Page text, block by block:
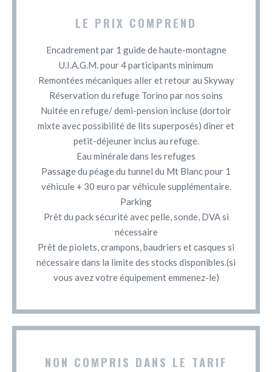
LE PRIX COMPREND
Encadrement par 1 guide de haute-montagne
U.I.A.G.M. pour 4 participants minimum
Remontées mécaniques aller et retour au Skyway
Réservation du refuge Torino par nos soins
Nuitée en refuge/ demi-pension incluse (dortoir
mixte avec possibilité de lits superposés) dîner et
petit-déjeuner inclus au refuge.
Eau minérale dans les refuges
Passage du péage du tunnel du Mt Blanc pour 1
véhicule + 30 euro par véhicule supplémentaire.
Parking
Prêt du pack sécurité avec pelle, sonde, DVA si
nécessaire
Prêt de piolets, crampons, baudriers et casques si
nécessaire dans la limite des stocks disponibles.(si
vous avez votre équipement emmenez-le)
NON COMPRIS DANS LE TARIF